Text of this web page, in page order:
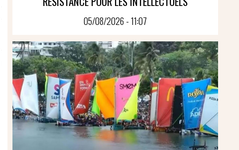
05/08/2026 - 11:07